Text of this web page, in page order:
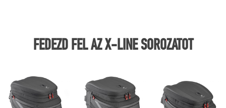
FEDEZD FEL AZ X-LINE SOROZATOT